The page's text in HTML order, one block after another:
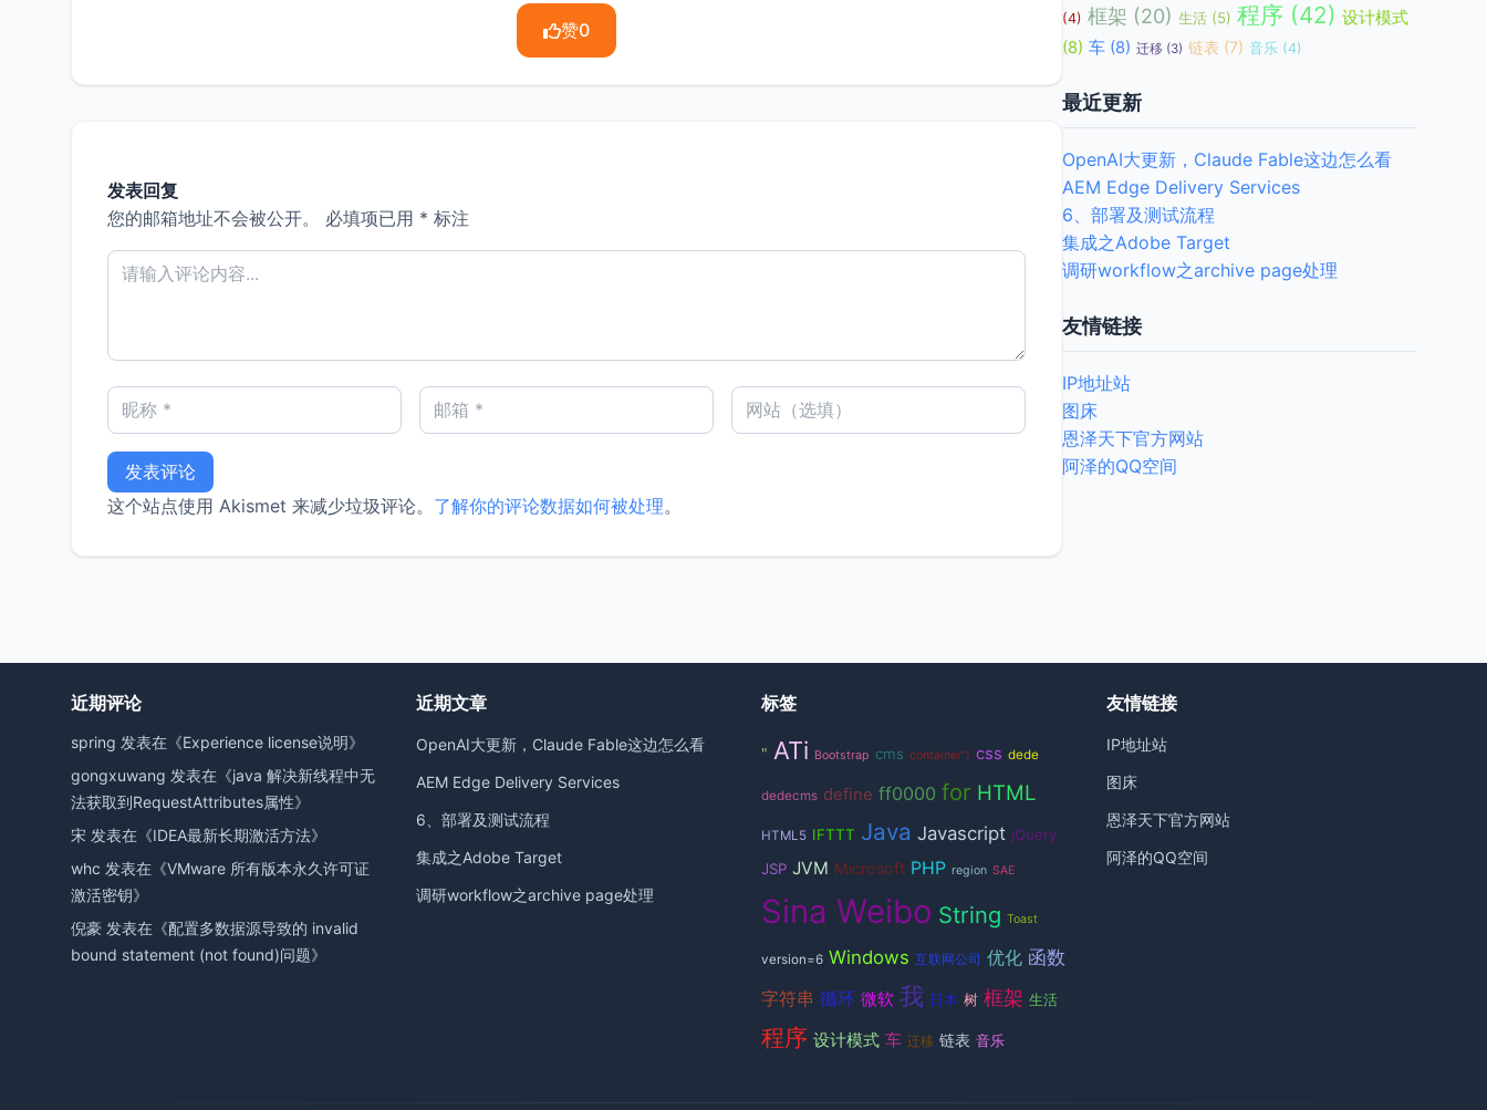
赞0
发表回复
您的邮箱地址不会被公开。
必填项已用 * 标注
这个站点使用 Akismet 来减少垃圾评论。 了解你的评论数据如何被处理。
(4) 框架 (20) 生活 (5) 程序 (42) 设计模式
(8) 车 (8) 迁移 (3) 链表 (7) 音乐 (4)
最近更新
OpenAI大更新，Claude Fable这边怎么看
AEM Edge Delivery Services
6、部署及测试流程
集成之Adobe Target
调研workflow之archive page处理
友情链接
IP地址站
图床
恩泽天下官方网站
阿泽的QQ空间
近期评论
spring 发表在《Experience license说明》
gongxuwang 发表在《java 解决新线程中无
法获取到RequestAttributes属性》
宋 发表在《IDEA最新长期激活方法》
whc 发表在《VMware 所有版本永久许可证
激活密钥》
倪豪 发表在《配置多数据源导致的 invalid
bound statement (not found)问题》
近期文章
OpenAI大更新，Claude Fable这边怎么看
AEM Edge Delivery Services
6、部署及测试流程
集成之Adobe Target
调研workflow之archive page处理
标签
" ATi Bootstrap cms container") css dede
dedecms define ff0000 for HTML
HTML5 IFTTT Java Javascript jQuery
JSP JVM Microsoft PHP region SAE
Sina Weibo String Toast
version=6 Windows 互联网公司 优化 函数
字符串 循环 微软 我 日本 树 框架 生活
程序 设计模式 车 迁移 链表 音乐
友情链接
IP地址站
图床
恩泽天下官方网站
阿泽的QQ空间